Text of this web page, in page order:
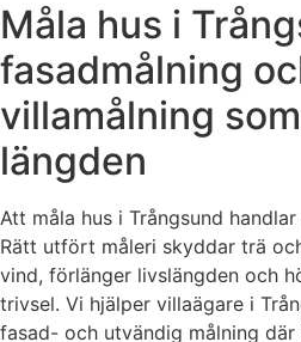
Måla hus i
fasadmålning
villamålning
längden
Att måla hus i Trångsund
Rätt utfört måleri skyddar trä
vind, förlänger livslängden och
trivsel. Vi hjälper villaägare i
fasad- och utvändig målning